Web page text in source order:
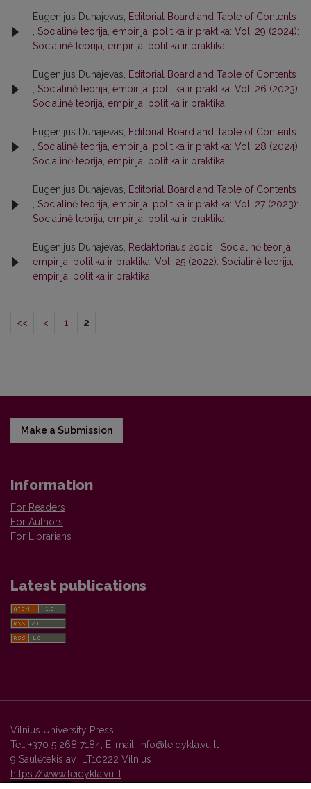
Eugenijus Dunajevas, Editorial Board and Table of Contents
, Socialinė teorija, empirija, politika ir praktika: Vol. 29 (2024):
Socialinė teorija, empirija, politika ir praktika
Eugenijus Dunajevas, Editorial Board and Table of Contents
, Socialinė teorija, empirija, politika ir praktika: Vol. 26 (2023):
Socialinė teorija, empirija, politika ir praktika
Eugenijus Dunajevas, Editorial Board and Table of Contents
, Socialinė teorija, empirija, politika ir praktika: Vol. 28 (2024):
Socialinė teorija, empirija, politika ir praktika
Eugenijus Dunajevas, Editorial Board and Table of Contents
, Socialinė teorija, empirija, politika ir praktika: Vol. 27 (2023):
Socialinė teorija, empirija, politika ir praktika
Eugenijus Dunajevas, Redaktoriaus žodis , Socialinė teorija,
empirija, politika ir praktika: Vol. 25 (2022): Socialinė teorija,
empirija, politika ir praktika
<< < 1 2
Make a Submission
Information
For Readers
For Authors
For Librarians
Latest publications
Vilnius University Press
Tel. +370 5 268 7184, E-mail: info@leidykla.vu.lt
9 Saulėtekis av., LT10222 Vilnius
https://www.leidykla.vu.lt